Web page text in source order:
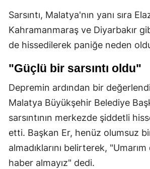
Sarsıntı, Malatya'nın yanı sıra
Kahramanmaraş ve Diyarbakır
de hissedilerek paniğe neden
"Güçlü bir sarsıntı oldu"
Depremin ardından bir
Malatya Büyükşehir Belediye
sarsıntının merkezde şiddetli
etti. Başkan Er, henüz olumsuz
almadıklarını belirterek,
haber almayız" dedi.